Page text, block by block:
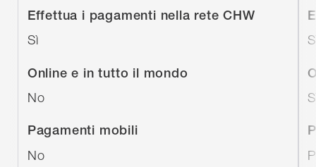
Effettua i pagamenti nella rete CHW
Sì
Online e in tutto il mondo
No
Pagamenti mobili
No